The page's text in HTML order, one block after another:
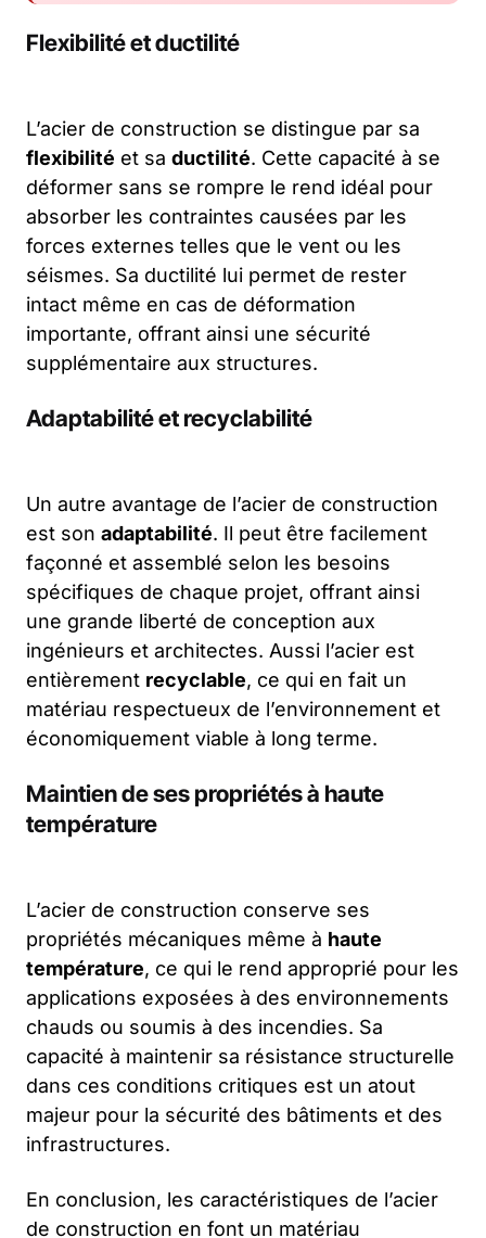
Flexibilité et ductilité
L’acier de construction se distingue par sa
flexibilité et sa ductilité. Cette capacité à se
déformer sans se rompre le rend idéal pour
absorber les contraintes causées par les
forces externes telles que le vent ou les
séismes. Sa ductilité lui permet de rester
intact même en cas de déformation
importante, offrant ainsi une sécurité
supplémentaire aux structures.
Adaptabilité et recyclabilité
Un autre avantage de l’acier de construction
est son adaptabilité. Il peut être facilement
façonné et assemblé selon les besoins
spécifiques de chaque projet, offrant ainsi
une grande liberté de conception aux
ingénieurs et architectes. Aussi l’acier est
entièrement recyclable, ce qui en fait un
matériau respectueux de l’environnement et
économiquement viable à long terme.
Maintien de ses propriétés à haute
température
L’acier de construction conserve ses
propriétés mécaniques même à haute
température, ce qui le rend approprié pour les
applications exposées à des environnements
chauds ou soumis à des incendies. Sa
capacité à maintenir sa résistance structurelle
dans ces conditions critiques est un atout
majeur pour la sécurité des bâtiments et des
infrastructures.
En conclusion, les caractéristiques de l’acier
de construction en font un matériau